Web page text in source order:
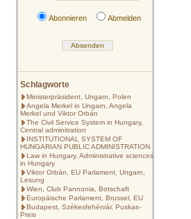
Abonnieren Abmelden
Schlagworte
Ministerpräsident, Ungarn, Polen
Angela Merkel in Ungarn, Angela
Merkel und Viktor Orbán
The Civil Service System in Hungary,
Central adminitration
INSTITUTIONAL SYSTEM OF
HUNGARIAN PUBLIC ADMINISTRATION
Law in Hungary, Administrative sciences
in Hungary
Viktor Orbán, EU Parlament, Ungarn,
Lesung
Wien, Club Pannonia, Botschaft
Europäische Parlament, Brussel, EU
Budapest, Székesfehérvár, Puskas-
Preis